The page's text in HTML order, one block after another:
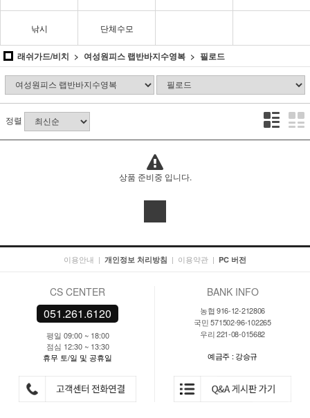
낚시 단체수모
래쉬가드/비치 여성원피스 랩반바지수영복 필로드
정렬
상품 준비중 입니다.
이용안내 | 개인정보 처리방침 | 이용약관 | PC 버전
CS CENTER
051.261.6120
평일 09:00 ~ 18:00
점심 12:30 ~ 13:30
휴무 토/일 및 공휴일
BANK INFO
농협 916-12-212806
국민 571502-96-102265
우리 221-08-015682
예금주 : 강승규